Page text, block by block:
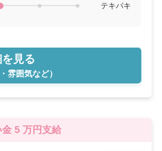
テキパキ
見る
雰囲気など）
金 5 万円支給